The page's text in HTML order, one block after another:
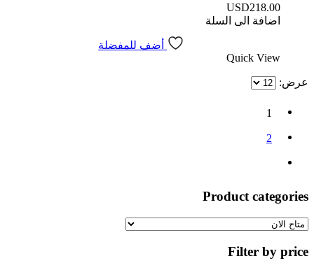
USD218.00
اضافة الى السلة
أضف للمفضلة
Quick View
عرض:
1
2
Product categories
Filter by price